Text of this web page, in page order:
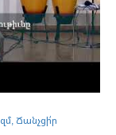
Ճանչցի՛ր